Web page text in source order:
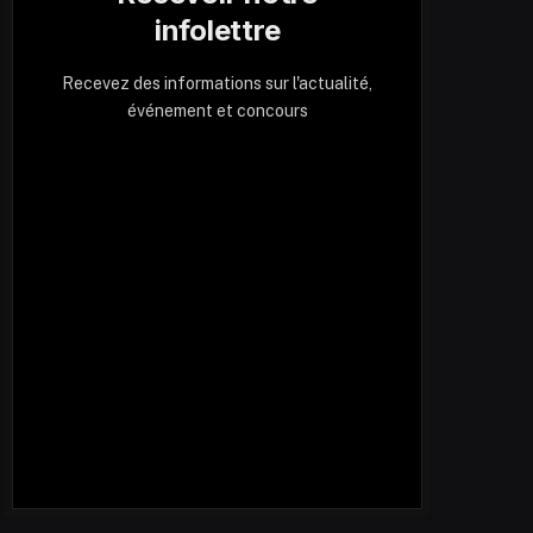
infolettre
Recevez des informations sur l'actualité,
événement et concours